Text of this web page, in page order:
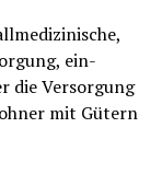
ein­
die Ver­sor­gung
mit Gütern